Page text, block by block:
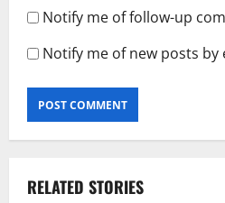
Notify me of follow-up
Notify me of new posts by
RELATED STORIES